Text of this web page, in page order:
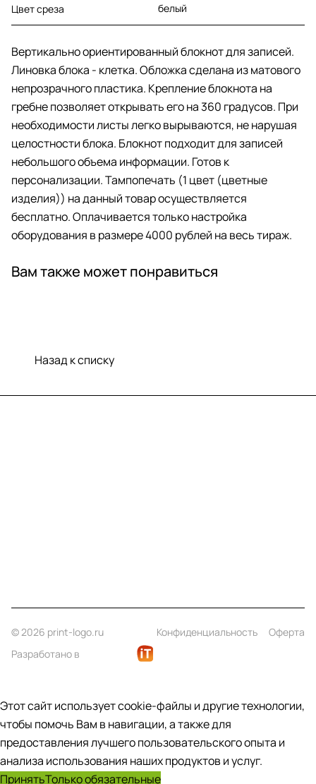
Цвет среза белый
Вертикально ориентированный блокнот для записей.
Линовка блока - клетка. Обложка сделана из матового
непрозрачного пластика. Крепление блокнота на
гребне позволяет открывать его на 360 градусов. При
необходимости листы легко вырываются, не нарушая
целостности блока. Блокнот подходит для записей
небольшого объема информации. Готов к
персонализации. Тампопечать (1 цвет (цветные
изделия)) на данный товар осуществляется
бесплатно. Оплачивается только настройка
оборудования в размере 4000 рублей на весь тираж.
Вам также может понравиться
Назад к списку
© 2026 print-logo.ru Конфиденциальность
Оферта
Разработано в
Этот сайт использует cookie-файлы и другие технологии,
чтобы помочь Вам в навигации, а также для
предоставления лучшего пользовательского опыта и
анализа использования наших продуктов и услуг.
ПринятьТолько обязательные